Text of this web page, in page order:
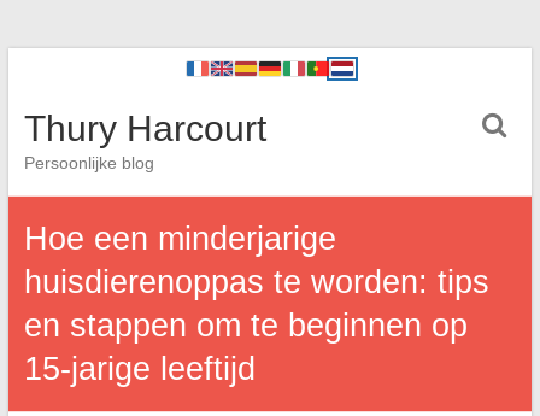
Thury Harcourt
Persoonlijke blog
Hoe een minderjarige
huisdierenoppas te worden: tips
en stappen om te beginnen op
15-jarige leeftijd